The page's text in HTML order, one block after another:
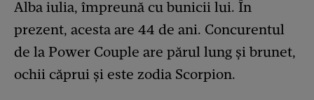
Alba iulia, împreună cu bunicii lui. În
prezent, acesta are 44 de ani. Concurentul
de la Power Couple are părul lung și brunet,
ochii căprui și este zodia Scorpion.